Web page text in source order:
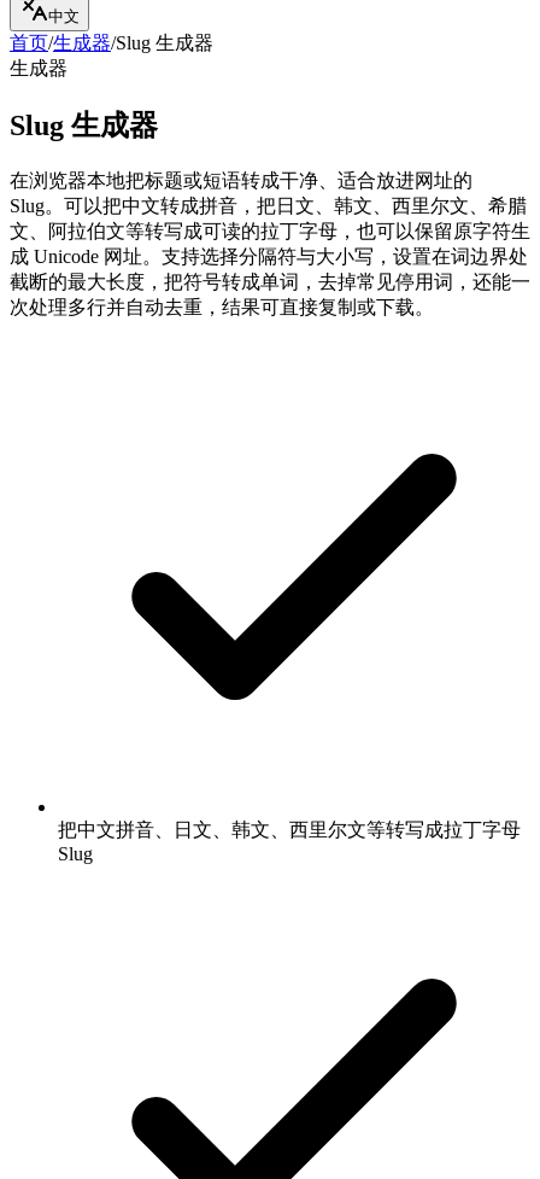
中文
首页/生成器/Slug 生成器
生成器
Slug 生成器
在浏览器本地把标题或短语转成干净、适合放进网址的
Slug。可以把中文转成拼音，把日文、韩文、西里尔文、希腊
文、阿拉伯文等转写成可读的拉丁字母，也可以保留原字符生
成 Unicode 网址。支持选择分隔符与大小写，设置在词边界处
截断的最大长度，把符号转成单词，去掉常见停用词，还能一
次处理多行并自动去重，结果可直接复制或下载。
把中文拼音、日文、韩文、西里尔文等转写成拉丁字母
Slug